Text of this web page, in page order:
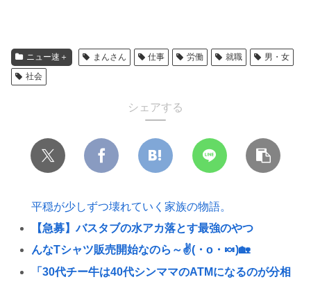
ニュー速＋ まんさん 仕事 労働 就職
男・女
社会
シェアする
平穏が少しずつ壊れていく家族の物語。
【急募】バスタブの水アカ落とす最強のやつ
んなTシャツ販売開始なのら～✌(・o・🍬)🏡
「30代チー牛は40代シンママのATMになるのが分相